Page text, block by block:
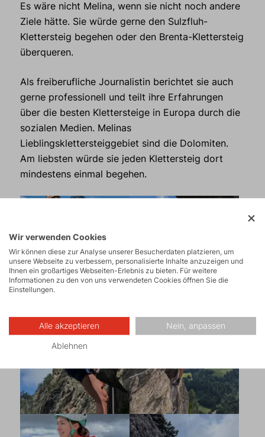
Es wäre nicht Melina, wenn sie nicht noch andere
Ziele hätte. Sie würde gerne den Sulzfluh-
Klettersteig begehen oder den Brenta-Klettersteig
überqueren.
Als freiberufliche Journalistin berichtet sie auch
gerne professionell und teilt ihre Erfahrungen
über die besten Klettersteige in Europa durch die
sozialen Medien. Melinas
Lieblingsklettersteiggebiet sind die Dolomiten.
Am liebsten würde sie jeden Klettersteig dort
mindestens einmal begehen.
Wir verwenden Cookies
Wir können diese zur Analyse unserer Besucherdaten platzieren, um
unsere Webseite zu verbessern, personalisierte Inhalte anzuzeigen und
Ihnen ein großartiges Webseiten-Erlebnis zu bieten. Für weitere
Informationen zu den von uns verwendeten Cookies öffnen Sie die
Einstellungen.
Alle akzeptieren Nein, anpassen
Ablehnen